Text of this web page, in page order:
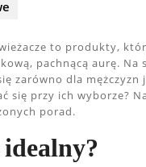
to produkty,
pachnącą aurę. Na
zarówno dla
się przy ich wyborze?
porad.